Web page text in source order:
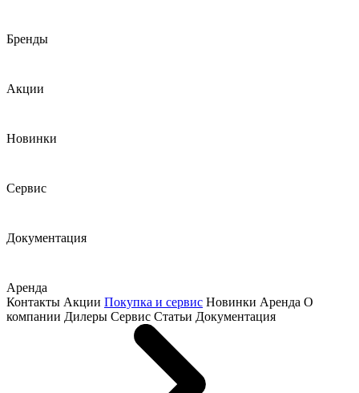
Бренды
Акции
Новинки
Сервис
Документация
Аренда
Контакты Акции Покупка и сервис Новинки Аренда О
компании Дилеры Сервис Статьи Документация